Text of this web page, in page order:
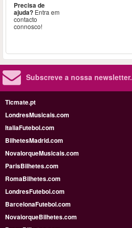
Precisa de
ajuda? Entra em
contacto
connosco!
Subscreve a nossa newsletter.
Ticmate.pt
LondresMusicais.com
ItaliaFutebol.com
BilhetesMadrid.com
NovaIorqueMusicais.com
ParisBilhetes.com
RomaBilhetes.com
LondresFutebol.com
BarcelonaFutebol.com
NovaiorqueBilhetes.com